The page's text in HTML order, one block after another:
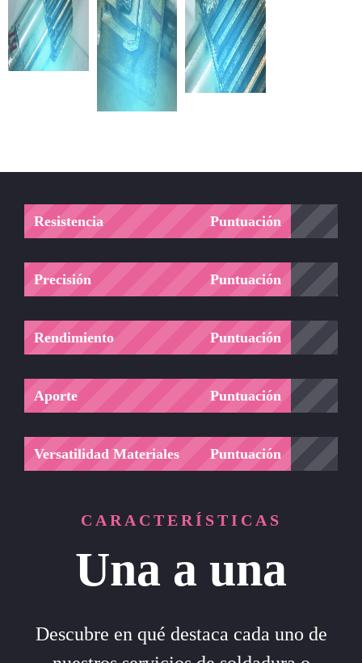
CARACTERÍSTICAS
Una a una
Descubre en qué destaca cada uno de
Resistencia Puntuación
Precisión Puntuación
Rendimiento Puntuación
Aporte Puntuación
Versatilidad Materiales Puntuación